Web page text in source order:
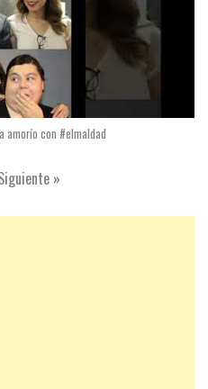
amorío con #elmaldad
»